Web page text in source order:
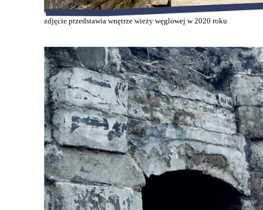
zdjęcie przedstawia wnętrze wieży węglowej w 2020 roku